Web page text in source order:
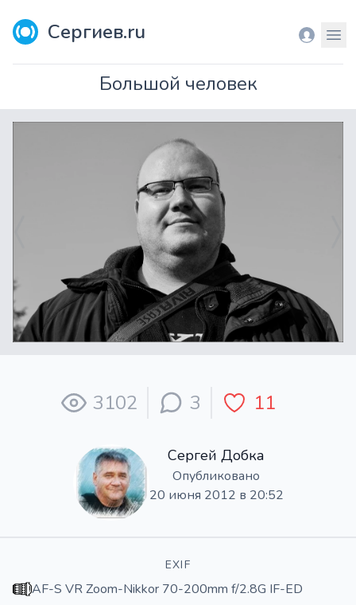
Сергиев.ru Вход
Большой человек
3102 3 11
Сергей Добка
Опубликовано
20 июня 2012 в 20:52
EXIF
AF-S VR Zoom-Nikkor 70-200mm f/2.8G IF-ED